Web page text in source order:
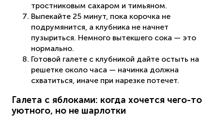
тростниковым сахаром и тимьяном.
Выпекайте 25 минут, пока корочка не
подрумянится, а клубника не начнет
пузыриться. Немного вытекшего сока — это
нормально.
Готовой галете с клубникой дайте остыть на
решетке около часа — начинка должна
схватиться, иначе при нарезке потечет.
Галета с яблоками: когда хочется чего-то
уютного, но не шарлотки